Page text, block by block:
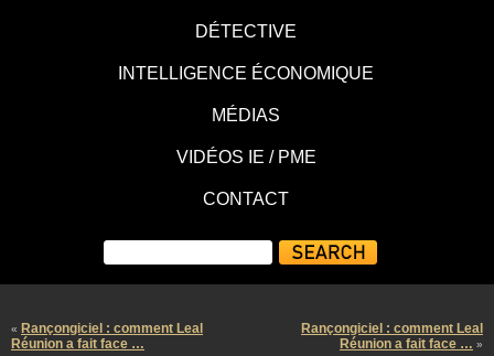
DÉTECTIVE
INTELLIGENCE ÉCONOMIQUE
MÉDIAS
VIDÉOS IE / PME
CONTACT
« Rançongiciel : comment Leal
Réunion a fait face …
Rançongiciel : comment Leal
Réunion a fait face … »